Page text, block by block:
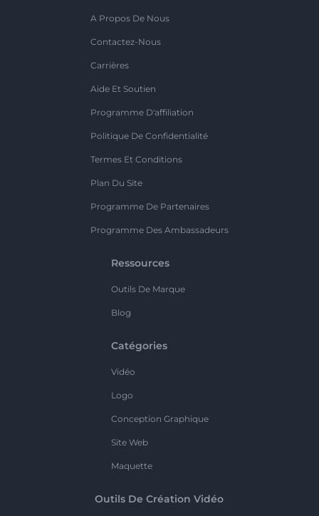
A Propos De Nous
Contactez-Nous
Carrières
Aide Et Soutien
Programme D'affiliation
Politique De Confidentialité
Termes Et Conditions
Plan Du Site
Programme De Partenaires
Programme Des Ambassadeurs
Ressources
Outils De Marque
Blog
Catégories
Vidéo
Logo
Conception Graphique
Site Web
Maquette
Outils De Création Vidéo